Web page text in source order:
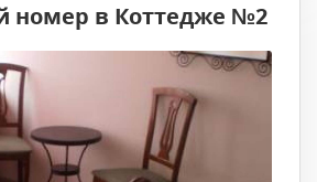
номер в Коттедже №2